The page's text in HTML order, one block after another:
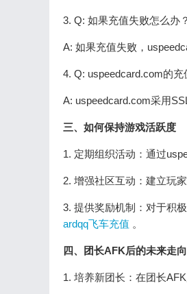
3. Q: 如果充值失败怎么办？
A: 如果充值失败，
4. Q: uspeedcard.com的充
A: uspeedcard.com采用
三、如何保持游戏活跃度
1. 定期组织活动：通过
2. 增强社区互动：建立玩
3. 提供奖励机制：对于积
ardqq飞车充值 。
四、团长AFK后的未来走向
1. 培养新团长：在团长